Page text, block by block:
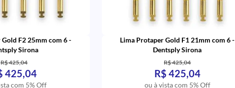
F2 25mm com 6 -
Sirona
R$ 425,04
425,04
com 5% Off
Lima Protaper Gold F1 21mm com 6 -
Dentsply Sirona
R$ 425,04
R$ 425,04
ou à vista com 5% Off